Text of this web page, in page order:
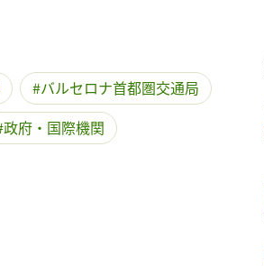
バルセロナ首都圏交通局
政府・国際機関